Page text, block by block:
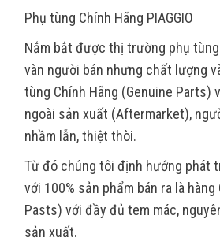
Phụ tùng Chính Hãng PIAGGIO
Nắm bắt được thị trường phụ
vàn người bán nhưng chất lượng
tùng Chính Hãng (Genuine Parts)
ngoài sản xuất (Aftermarket),
nhầm lẫn, thiệt thòi.
Từ đó chúng tôi định hướng phát
với 100% sản phẩm bán ra là hàng
Pasts) với đầy đủ tem mác,
sản xuất.